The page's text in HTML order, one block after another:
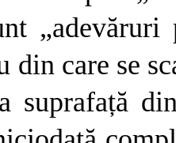
din care se
suprafață